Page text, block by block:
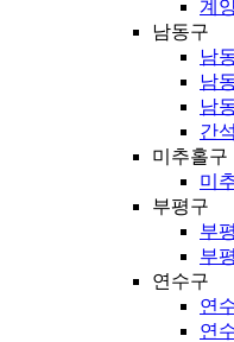
계
남동구
남
남
남
간
미추홀구
미
부평구
부
부
연수구
연
연